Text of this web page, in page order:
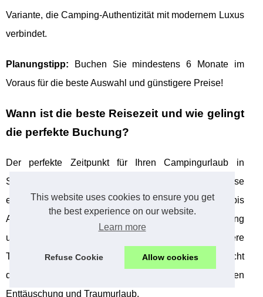
This website uses cookies to ensure you get
the best experience on our website.
Learn more
Refuse Cookie Allow cookies
Variante, die Camping-Authentizität mit modernem Luxus
verbindet.
Planungstipp: Buchen Sie mindestens 6 Monate im
Voraus für die beste Auswahl und günstigere Preise!
Wann ist die beste Reisezeit und wie gelingt
die perfekte Buchung?
Der perfekte Zeitpunkt für Ihren Campingurlaub in
Südfrankreich kann über den Erfolg Ihrer Reise
entscheiden! Während die Hauptsaison von Juli bis
August mit lebhaften Atmosphären lockt, bieten Frühling
und Herbst oft bessere Preise und angenehmere
Temperaturen. Die richtige Buchungsstrategie macht
dabei den entscheidenden Unterschied zwischen
Enttäuschung und Traumurlaub.